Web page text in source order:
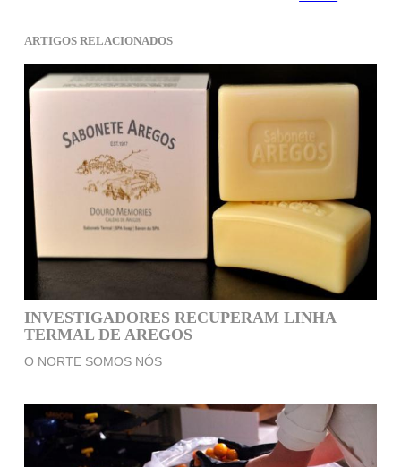
ARTIGOS RELACIONADOS
INVESTIGADORES RECUPERAM LINHA
TERMAL DE AREGOS
O NORTE SOMOS NÓS